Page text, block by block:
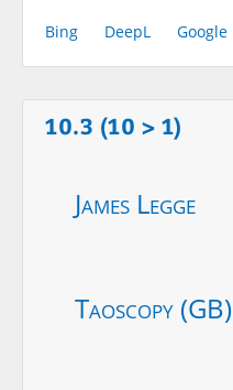
Bing DeepL Google
10.3 (10 > 1)
James Legge
Taoscopy (GB)